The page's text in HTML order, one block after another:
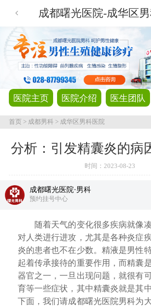
成都曙光医院-成华区
医院主页 医院介绍 医生团队
首页> 成都男科> 成华区男科医院
分析：引发精囊炎的病
时间：2023-08-23
成都曙光医院·男科
预约挂号中心
随着天气的变化很多疾病就像凑
对人类进行进攻，尤其是各种炎症
炎的患者也不在少数。精液是男性
起着传承接待的重要作用，而精囊
器官之一，一旦出现问题，就很有
育等一些症状，其中精囊炎就是其
下面，我们请成都曙光医院男科为